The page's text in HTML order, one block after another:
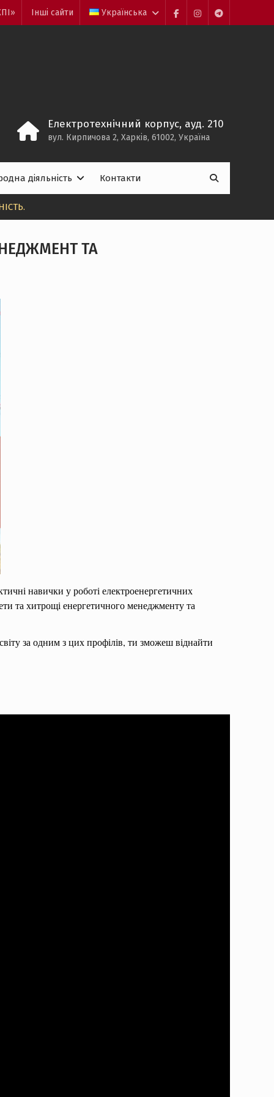
facebook
https://http://t.me/
Інші сайти Українська
Електротехнічний корпус, ауд. 210
вул. Кирпичова 2, Харків, 61002, Україна
діяльність Контакти 
ТА
навички у роботі електроенергетичних
та хитрощі енергетичного менеджменту та
за одним з цих профілів, ти зможеш віднайти